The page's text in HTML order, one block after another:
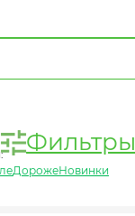
Фильтры
ДорожеНовинки